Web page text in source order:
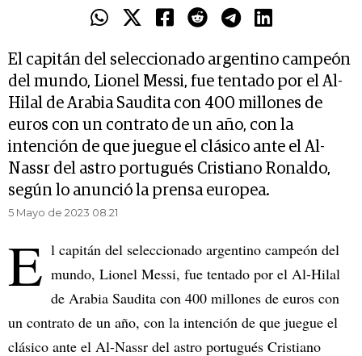
El capitán del seleccionado argentino campeón
del mundo, Lionel Messi, fue tentado por el Al-
Hilal de Arabia Saudita con 400 millones de
euros con un contrato de un año, con la
intención de que juegue el clásico ante el Al-
Nassr del astro portugués Cristiano Ronaldo,
según lo anunció la prensa europea.
5 Mayo de 2023 08.21
E l capitán del seleccionado argentino campeón del
mundo, Lionel Messi, fue tentado por el Al-Hilal
de Arabia Saudita con 400 millones de euros con
un contrato de un año, con la intención de que juegue el
clásico ante el Al-Nassr del astro portugués Cristiano